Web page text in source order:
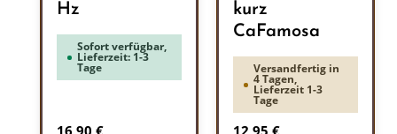
Hz
Sofort verfügbar,
Lieferzeit: 1-3
Tage
Regulärer Preis:
16,90 €
kurz
CaFamosa
Versandfertig in
4 Tagen,
Lieferzeit 1-3
Tage
Regulärer Preis:
12,95 €